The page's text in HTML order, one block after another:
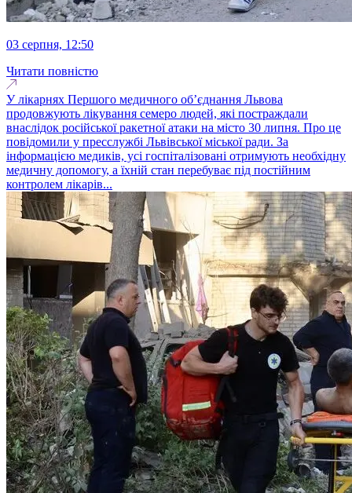
03 серпня, 12:50
Читати повністю
У лікарнях Першого медичного об’єднання Львова
продовжують лікування семеро людей, які постраждали
внаслідок російської ракетної атаки на місто 30 липня. Про це
повідомили у пресслужбі Львівської міської ради. За
інформацією медиків, усі госпіталізовані отримують необхідну
медичну допомогу, а їхній стан перебуває під постійним
контролем лікарів...